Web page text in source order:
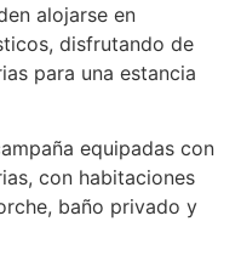
alojarse en
disfrutando de
para una estancia
equipadas con
con habitaciones
baño privado y